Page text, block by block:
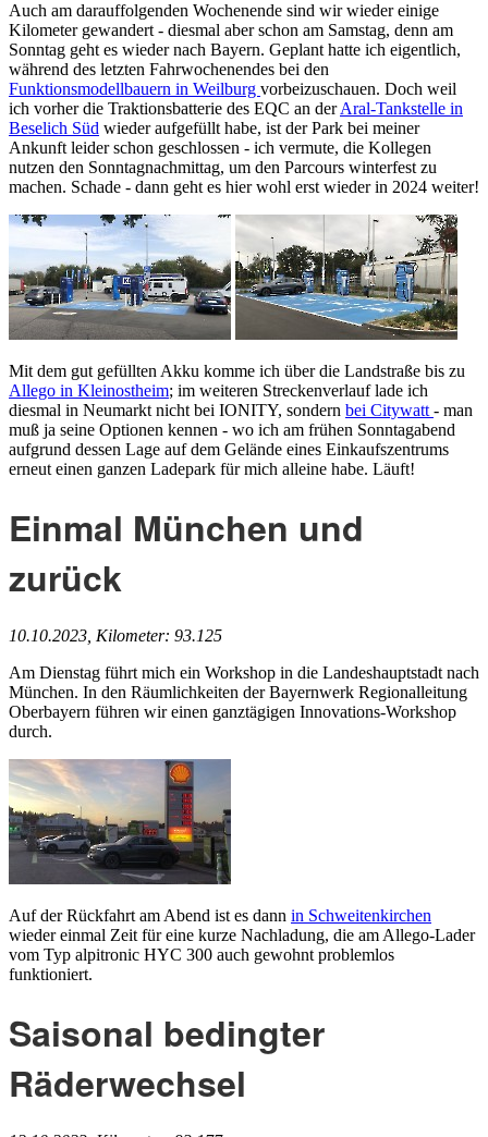
Auch am darauffolgenden Wochenende sind wir wieder einige
Kilometer gewandert - diesmal aber schon am Samstag, denn am
Sonntag geht es wieder nach Bayern. Geplant hatte ich eigentlich,
während des letzten Fahrwochenendes bei den
Funktionsmodellbauern in Weilburg vorbeizuschauen. Doch weil
ich vorher die Traktionsbatterie des EQC an derAral-Tankstelle in
Beselich Süd wieder aufgefüllt habe, ist der Park bei meiner
Ankunft leider schon geschlossen - ich vermute, die Kollegen
nutzen den Sonntagnachmittag, um den Parcours winterfest zu
machen. Schade - dann geht es hier wohl erst wieder in 2024 weiter!
Mit dem gut gefüllten Akku komme ich über die Landstraße bis zu
Allego in Kleinostheim; im weiteren Streckenverlauf lade ich
diesmal in Neumarkt nicht bei IONITY, sondern bei Citywatt - man
muß ja seine Optionen kennen - wo ich am frühen Sonntagabend
aufgrund dessen Lage auf dem Gelände eines Einkaufszentrums
erneut einen ganzen Ladepark für mich alleine habe. Läuft!
Einmal München und
zurück
10.10.2023, Kilometer: 93.125
Am Dienstag führt mich ein Workshop in die Landeshauptstadt nach
München. In den Räumlichkeiten der Bayernwerk Regionalleitung
Oberbayern führen wir einen ganztägigen Innovations-Workshop
durch.
Auf der Rückfahrt am Abend ist es dann in Schweitenkirchen
wieder einmal Zeit für eine kurze Nachladung, die am Allego-Lader
vom Typ alpitronic HYC 300 auch gewohnt problemlos
funktioniert.
Saisonal bedingter
Räderwechsel